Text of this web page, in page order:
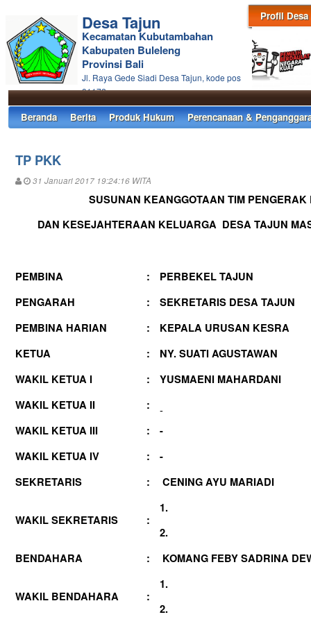
Profil Desa
Desa Tajun
Kecamatan Kubutambahan
Kabupaten Buleleng
Provinsi Bali
Jl. Raya Gede Siadi Desa Tajun, kode pos
81172
Beranda Berita Produk Hukum Perencanaan &
TP PKK
31 Januari 2017 19:24:16 WITA
SUSUNAN KEANGGOTAAN TIM
DAN KESEJAHTERAAN KELUARGA DESA TAJUN
PEMBINA : PERBEKELTAJUN
PENGARAH
: SEKRETARIS DESATAJUN
PEMBINA HARIAN
:
KEPALA URUSAN KESRA
KETUA
:
NY. SUATI AGUSTAWAN
WAKIL KETUA I
:
YUSMAENI MAHARDANI
WAKIL KETUA II
:
-
WAKIL KETUA III
:
-
WAKIL KETUA IV
:
-
SEKRETARIS
: CENING AYU MARIADI
WAKIL SEKRETARIS :
1.
2.
BENDAHARA
: KOMANG FEBY SADRINA
WAKIL BENDAHARA :
1.
2.